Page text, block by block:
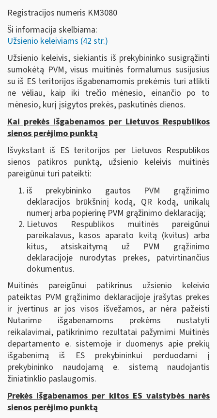
Registracijos numeris KM3080
Ši informacija skelbiama:
Užsienio keleiviams (42 str.)
Užsienio keleivis, siekiantis iš prekybininko susigrąžinti
sumokėtą PVM, visus muitinės formalumus susijusius
su iš ES teritorijos išgabenamomis prekėmis turi atlikti
ne vėliau, kaip iki trečio mėnesio, einančio po to
mėnesio, kurį įsigytos prekės, paskutinės dienos.
Kai prekės išgabenamos per Lietuvos Respublikos
sienos perėjimo punktą
Išvykstant iš ES teritorijos per Lietuvos Respublikos
sienos patikros punktą, užsienio keleivis muitinės
pareigūnui turi pateikti:
iš prekybininko gautos PVM grąžinimo
deklaracijos brūkšninį kodą, QR kodą, unikalų
numerį arba popierinę PVM grąžinimo deklaraciją;
Lietuvos Respublikos muitinės pareigūnui
pareikalavus, kasos aparato kvitą (kvitus) arba
kitus, atsiskaitymą už PVM grąžinimo
deklaracijoje nurodytas prekes, patvirtinančius
dokumentus.
Muitinės pareigūnui patikrinus užsienio keleivio
pateiktas PVM grąžinimo deklaracijoje įrašytas prekes
ir įvertinus ar jos visos išvežamos, ar nėra pažeisti
Nutarime išgabenamoms prekėms nustatyti
reikalavimai, patikrinimo rezultatai pažymimi Muitinės
departamento e. sistemoje ir duomenys apie prekių
išgabenimą iš ES prekybininkui perduodami į
prekybininko naudojamą e. sistemą naudojantis
žiniatinklio paslaugomis.
Prekės išgabenamos per kitos ES valstybės narės
sienos perėjimo punktą